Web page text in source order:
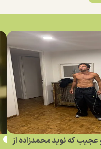
عجیب که نوید محمدزاده از